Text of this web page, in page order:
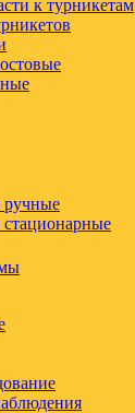
к турникетам
ручные